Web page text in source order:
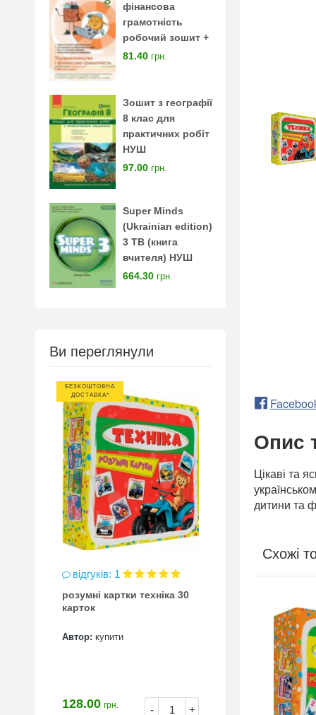
фінансова
грамотність
робочий зошит +
тестові завдання 8
81.40 грн.
Зошит з географії
8 клас для
практичних робіт
НУШ
97.00 грн.
Super Minds
(Ukrainian edition)
3 TB (книга
вчителя) НУШ
664.30 грн.
Ви переглянули
БЕЗКОШТОВНА
ДОСТАВКА*
відгуків: 1
розумні картки техніка 30
карток
Автор: купити
- +
128.00 грн.
Опис
Цікаві та
дитини та
Схожі